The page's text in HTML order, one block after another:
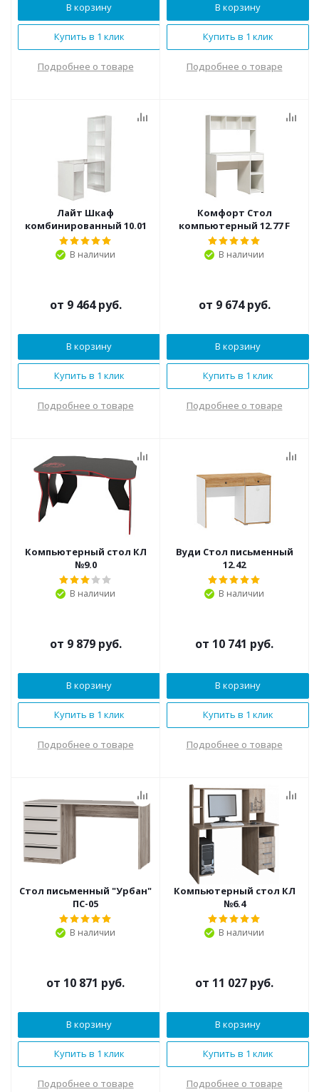
В корзину
Купить в 1 клик
Подробнее о товаре
В корзину
Купить в 1 клик
Подробнее о товаре
Лайт Шкаф
комбинированный 10.01
В наличии
от 9 464 руб.
В корзину
Купить в 1 клик
Подробнее о товаре
Комфорт Стол
компьютерный 12.77 F
В наличии
от 9 674 руб.
В корзину
Купить в 1 клик
Подробнее о товаре
Компьютерный стол КЛ
№9.0
В наличии
от 9 879 руб.
В корзину
Купить в 1 клик
Подробнее о товаре
Вуди Стол письменный
12.42
В наличии
от 10 741 руб.
В корзину
Купить в 1 клик
Подробнее о товаре
Стол письменный "Урбан"
ПС-05
В наличии
от 10 871 руб.
В корзину
Купить в 1 клик
Подробнее о товаре
Компьютерный стол КЛ
№6.4
В наличии
от 11 027 руб.
В корзину
Купить в 1 клик
Подробнее о товаре